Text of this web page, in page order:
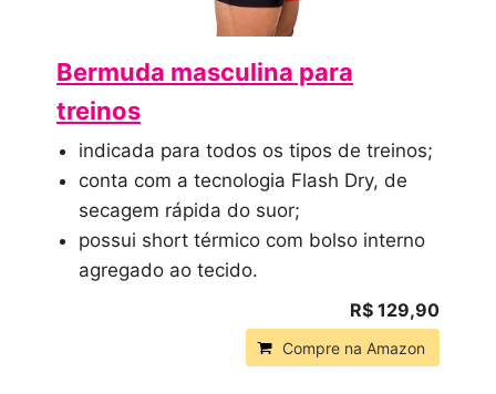
Bermuda masculina para
treinos
indicada para todos os tipos de treinos;
conta com a tecnologia Flash Dry, de
secagem rápida do suor;
possui short térmico com bolso interno
agregado ao tecido.
R$ 129,90
Compre na Amazon